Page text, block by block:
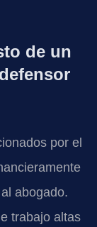
de un
por el
abogado.
trabajo altas